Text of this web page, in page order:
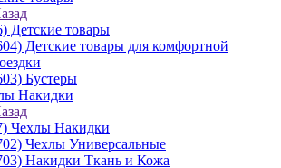
Детские товары
Детские товары для комфортной
Бустеры
Накидки
Чехлы Накидки
Чехлы Универсальные
Накидки Ткань и Кожа